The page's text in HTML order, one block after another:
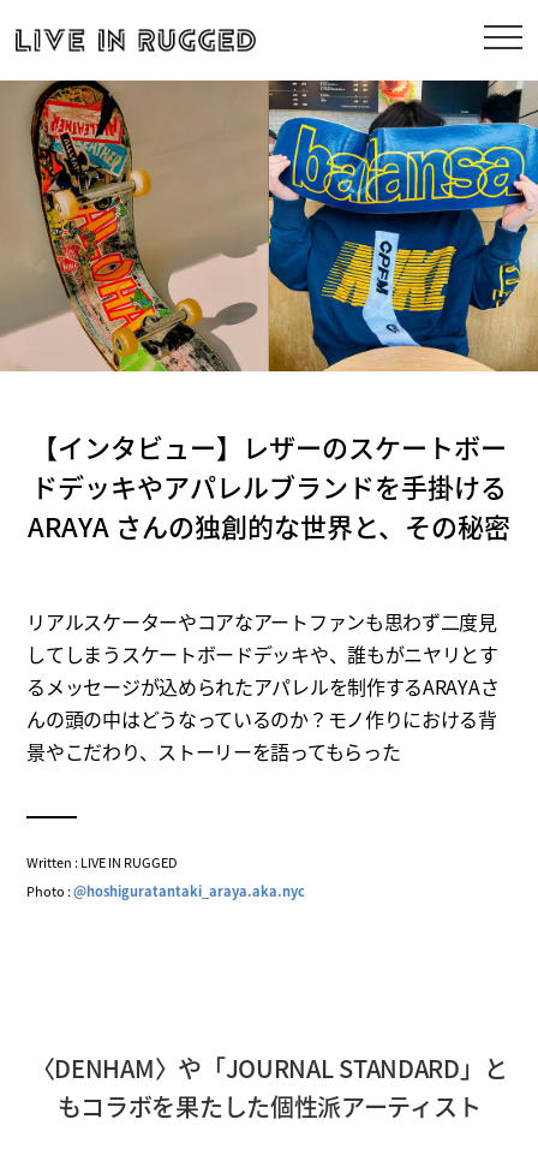
【インタビュー】レザーのスケートボー
ドデッキやアパレルブランドを手掛ける
ARAYA さんの独創的な世界と、その秘密
リアルスケーターやコアなアートファンも思わず二度見
してしまうスケートボードデッキや、誰もがニヤリとす
るメッセージが込められたアパレルを制作するARAYAさ
んの頭の中はどうなっているのか？モノ作りにおける背
景やこだわり、ストーリーを語ってもらった
Written : LIVE IN RUGGED
Photo :@hoshiguratantaki_araya.aka.nyc
〈DENHAM〉や「JOURNAL STANDARD」と
もコラボを果たした個性派アーティスト